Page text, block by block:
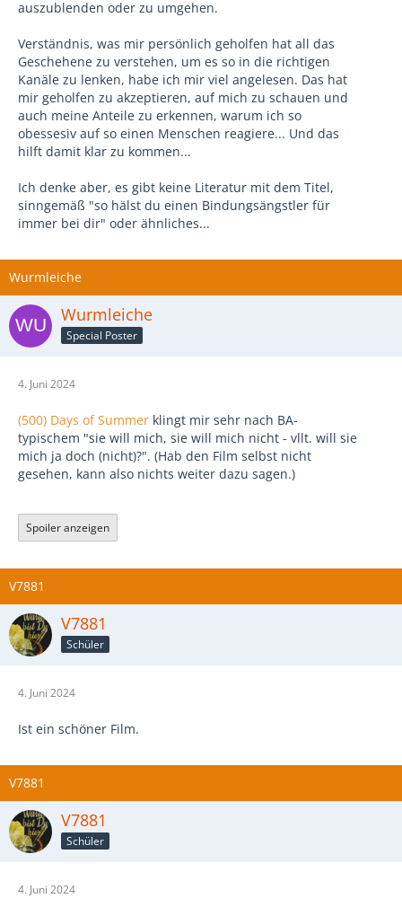
auszublenden oder zu umgehen.
Verständnis, was mir persönlich geholfen hat all das
Geschehene zu verstehen, um es so in die richtigen
Kanäle zu lenken, habe ich mir viel angelesen. Das hat
mir geholfen zu akzeptieren, auf mich zu schauen und
auch meine Anteile zu erkennen, warum ich so
obessesiv auf so einen Menschen reagiere... Und das
hilft damit klar zu kommen...
Ich denke aber, es gibt keine Literatur mit dem Titel,
sinngemäß "so hälst du einen Bindungsängstler für
immer bei dir" oder ähnliches...
Wurmleiche
Wurmleiche
Special Poster
4. Juni 2024
(500) Days of Summer klingt mir sehr nach BA-
typischem "sie will mich, sie will mich nicht - vllt. will sie
mich ja doch (nicht)?". (Hab den Film selbst nicht
gesehen, kann also nichts weiter dazu sagen.)
Spoiler anzeigen
V7881
V7881
Schüler
4. Juni 2024
Ist ein schöner Film.
V7881
V7881
Schüler
4. Juni 2024